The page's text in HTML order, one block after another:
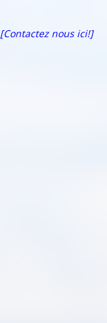
[Contactez nous ici!]